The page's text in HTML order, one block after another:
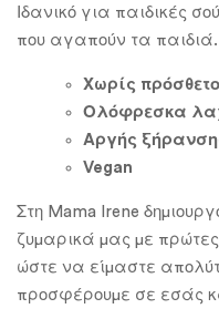
Ιδανικό για παιδικές
που αγαπούν τα παιδιά.
Χωρίς
Ολόφρεσκα
Αργής
Vegan
Στη Mama Irene
ζυμαρικά μας με πρώτες
ώστε να είμαστε
προσφέρουμε σε εσάς